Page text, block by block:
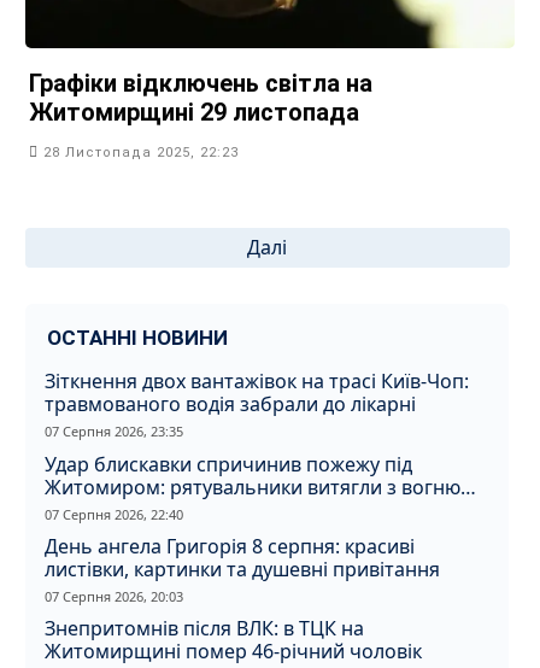
Графіки відключень світла на
Житомирщині 29 листопада
28 Листопада 2025, 22:23
Далі
ОСТАННІ НОВИНИ
Зіткнення двох вантажівок на трасі Київ-Чоп:
травмованого водія забрали до лікарні
07 Серпня 2026, 23:35
Удар блискавки спричинив пожежу під
Житомиром: рятувальники витягли з вогню
кота
07 Серпня 2026, 22:40
День ангела Григорія 8 серпня: красиві
листівки, картинки та душевні привітання
07 Серпня 2026, 20:03
Знепритомнів після ВЛК: в ТЦК на
Житомирщині помер 46-річний чоловік